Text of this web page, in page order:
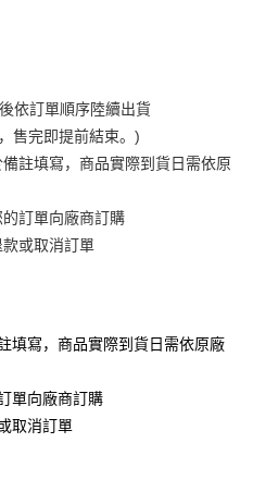
建議分開結帳，避免整筆訂單等
)免运费
/馬祖)(🔺不同預購月份建議分開
依訂單順序陸續出貨
售完即提前結束。)
註填寫，商品實際到貨日需依原
訂單向廠商訂購
或取消訂單
填寫，商品實際到貨日需依原廠
單向廠商訂購
取消訂單